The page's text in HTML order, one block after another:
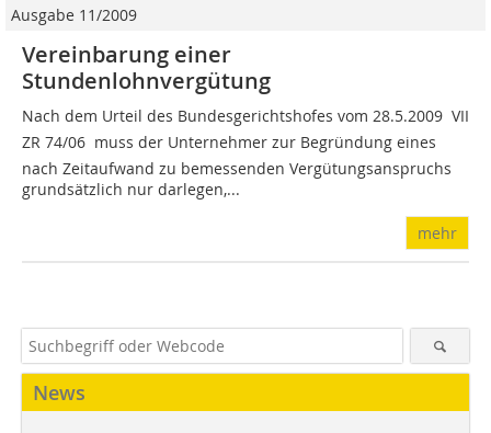
Ausgabe 11/2009
Vereinbarung einer
Stundenlohnvergütung
Nach dem Urteil des Bundesgerichtshofes vom 28.5.2009  VII
ZR 74/06  muss der Unternehmer zur Begründung eines
nach Zeitaufwand zu bemessenden Vergütungsanspruchs
grundsätzlich nur darlegen,...
mehr
News